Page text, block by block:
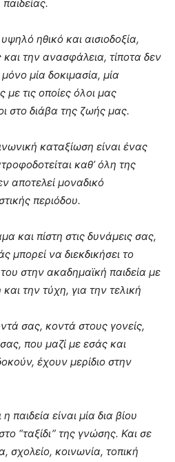
ηθικό και αισιοδοξία,
την ανασφάλεια, τίποτα δεν
μία δοκιμασία, μία
τις οποίες όλοι μας
στο διάβα της ζωής μας.
καταξίωση είναι ένας
καθ’ όλη της
αποτελεί μοναδικό
περιόδου.
και πίστη στις δυνάμεις σας,
μπορεί να διεκδικήσει το
στην ακαδημαϊκή παιδεία με
την τύχη, για την τελική
σας, κοντά στους γονείς,
που μαζί με εσάς και
έχουν μερίδιο στην
παιδεία είναι μία δια βίου
“ταξίδι” της γνώσης. Και σε
σχολείο, κοινωνία, τοπική